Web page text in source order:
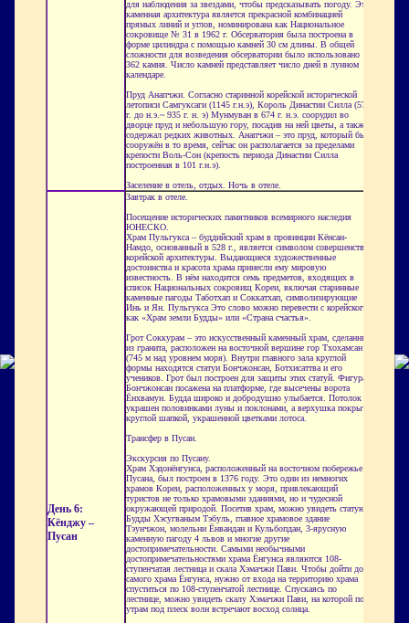
для наблюдения за звездами, чтобы предсказывать погоду. Эта
каменная архитектура является прекрасной комбинацией
прямых линий и углов, номинирована как Национальное
сокровище № 31 в 1962 г. Обсерватория была построена в
форме цилиндра с помощью камней 30 см длины. В общей
сложности для возведения обсерватории было использовано
362 камня. Число камней представляет число дней в лунном
календаре.
Пруд Анапчжи. Согласно старинной корейской исторической
летописи Самгуксаги (1145 г.н.э), Король Династии Силла (57
г. до н.э.~ 935 г. н. э) Мунмуван в 674 г. н.э. соорудил во
дворце пруд и небольшую гору, посадив на ней цветы, а также
содержал редких животных. Анапчжи – это пруд, который был
сооружён в то время, сейчас он располагается за пределами
крепости Воль-Сон (крепость периода Династии Силла
построенная в 101 г.н.э).
Заселение в отель, отдых. Ночь в отеле.
День 6:
Кёнджу –
Пусан
Завтрак в отеле.
Посещение исторических памятников всемирного наследия
ЮНЕСКО.
Храм Пульгукса – буддийский храм в провинции Кёнсан-
Намдо, основанный в 528 г., является символом совершенства
корейской архитектуры. Выдающиеся художественные
достоинства и красота храма принесли ему мировую
известность. В нём находится семь предметов, входящих в
список Национальных сокровищ Кореи, включая старинные
каменные пагоды Таботхап и Соккатхап, символизирующие
Инь и Ян. Пульгукса Это слово можно перевести с корейского,
как «Храм земли Будды» или «Страна счастья».
Грот Соккурам – это искусственный каменный храм, сделанный
из гранита, расположен на восточной вершине гор Тхохамсан
(745 м над уровнем моря). Внутри главного зала круглой
формы находятся статуи Бончжонсан, Ботхисаттва и его
учеников. Грот был построен для защиты этих статуй. Фигура
Бончжонсан посажена на платформе, где высечены ворота
Ёнхвамун. Будда широко и добродушно улыбается. Потолок
украшен половинками луны и поклонами, а верхушка покрыта
круглой шапкой, украшенной цветками лотоса.
Трансфер в Пусан.
Экскурсия по Пусану.
Храм Хэдонёнгунса, расположенный на восточном побережье
Пусана, был построен в 1376 году. Это один из немногих
храмов Кореи, расположенных у моря, привлекающий
туристов не только храмовыми зданиями, но и чудесной
окружающей природой. Посетив храм, можно увидеть статую
Будды Хэсугваным Тэбуль, главное храмовое здание
Тэунчжон, молельни Ёнвандан и Кульбопдан, 3-ярусную
каменную пагоду 4 львов и многие другие
достопримечательности. Самыми необычными
достопримечательностями храма Ёнгунса являются 108-
ступенчатая лестница и скала Хэмачжи Пави. Чтобы дойти до
самого храма Ёнгунса, нужно от входа на территорию храма
спуститься по 108-ступенчатой лестнице. Спускаясь по
лестнице, можно увидеть скалу Хэмачжи Пави, на которой по
утрам под плеск волн встречают восход солнца.